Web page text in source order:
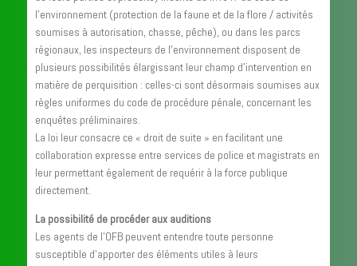
l’environnement (protection de la faune et de la flore / activités
soumises à autorisation, chasse, pêche), ou dans les parcs
régionaux, les inspecteurs de l’environnement disposent de
plusieurs possibilités élargissant leur champ d’intervention en
matière de perquisition : celles-ci sont désormais soumises aux
règles uniformes du code de procédure pénale, concernant les
enquêtes préliminaires.
La loi leur consacre ce « droit de suite » en facilitant une
collaboration expresse entre services de police et magistrats en
leur permettant également de requérir à la force publique
directement.
La possibilité de procéder aux auditions
Les agents de l’OFB peuvent entendre toute personne
susceptible d’apporter des éléments utiles à leurs